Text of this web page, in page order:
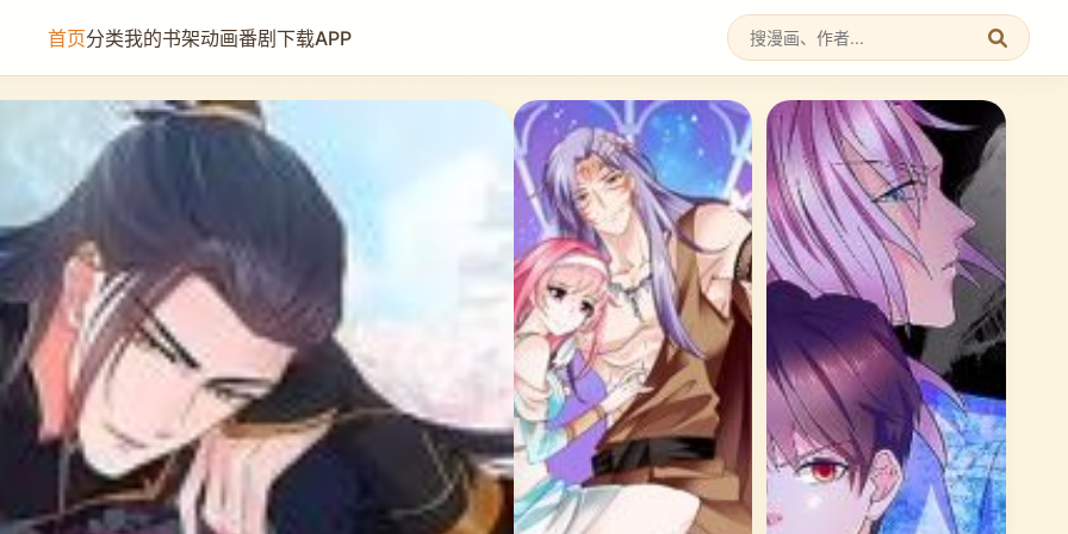
首页分类我的书架动画番剧下载APP